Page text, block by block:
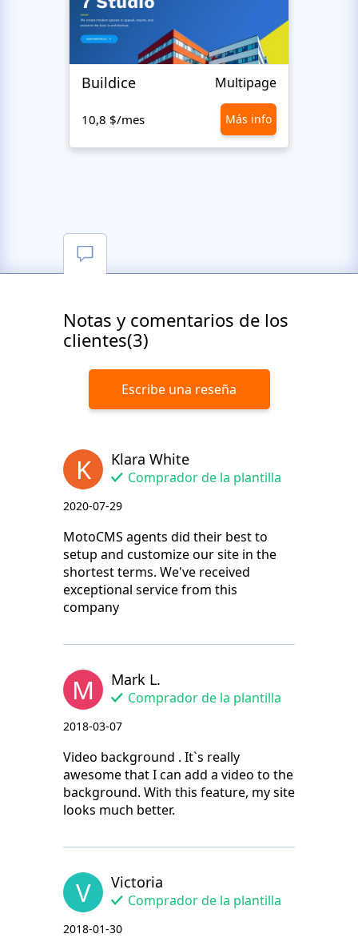
Buildice Multipage
10,8 $/mes Más info
Notas y comentarios de los
clientes(3)
Escribe una reseña
K Klara White
Comprador de la plantilla
2020-07-29
MotoCMS agents did their best to
setup and customize our site in the
shortest terms. We've received
exceptional service from this
company
M Mark L.
Comprador de la plantilla
2018-03-07
Video background . It`s really
awesome that I can add a video to the
background. With this feature, my site
looks much better.
V Victoria
Comprador de la plantilla
2018-01-30